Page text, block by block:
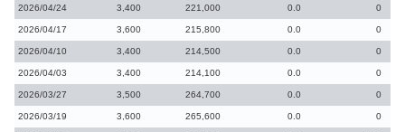
2026/04/24 3,400 221,000 0.0 0
2026/04/17 3,600 215,800 0.0 0
2026/04/10 3,400 214,500 0.0 0
2026/04/03 3,400 214,100 0.0 0
2026/03/27 3,500 264,700 0.0 0
2026/03/19 3,600 265,600 0.0 0